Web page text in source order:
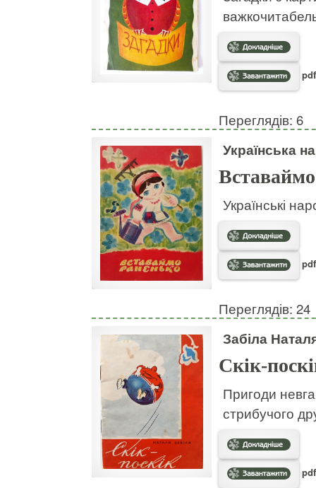
Переглядів: 6
Українська
Українські
Переглядів: 24
Забіла
Скік-
Пригоди
стрибучого